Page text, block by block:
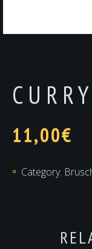
CURRY
11,00€
Category: